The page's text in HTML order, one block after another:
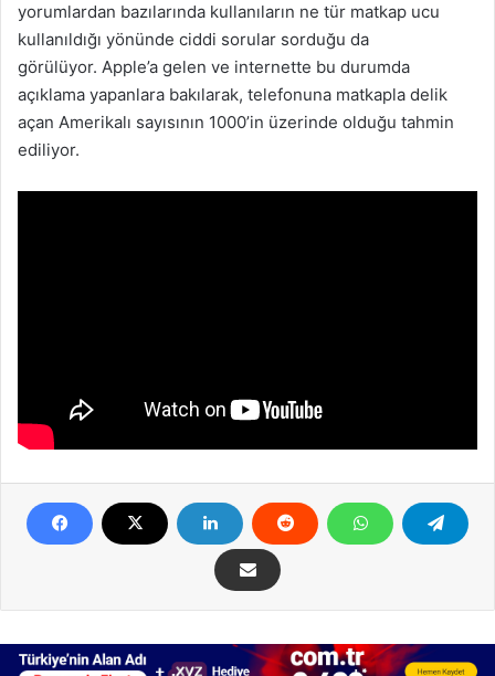
yorumlardan bazılarında kullanıların ne tür matkap ucu
kullanıldığı yönünde ciddi sorular sorduğu da
görülüyor. Apple’a gelen ve internette bu durumda
açıklama yapanlara bakılarak, telefonuna matkapla delik
açan Amerikalı sayısının 1000’in üzerinde olduğu tahmin
ediliyor.